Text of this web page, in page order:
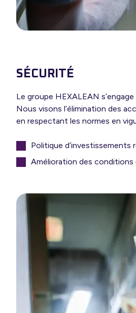
SÉCURITÉ
Le groupe HEXALEAN
Nous visons l’élimination des
en respectant les normes en
Politique
Amélioration des conditions